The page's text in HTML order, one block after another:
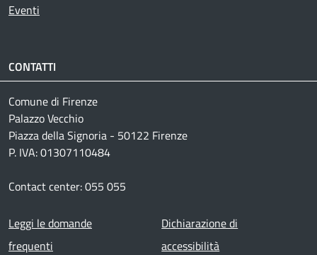
Eventi
CONTATTI
Comune di Firenze
Palazzo Vecchio
Piazza della Signoria - 50122 Firenze
P. IVA: 01307110484
Contact center: 055 055
Footer menu
Leggi le domande
frequenti
Dichiarazione di
accessibilità